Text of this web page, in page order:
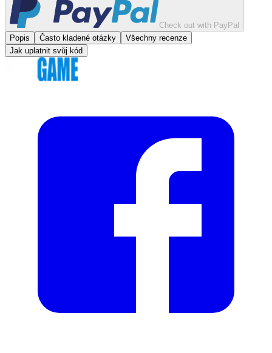
Check out with PayPal
Popis
Často kladené otázky
Všechny recenze
Jak uplatnit svůj kód